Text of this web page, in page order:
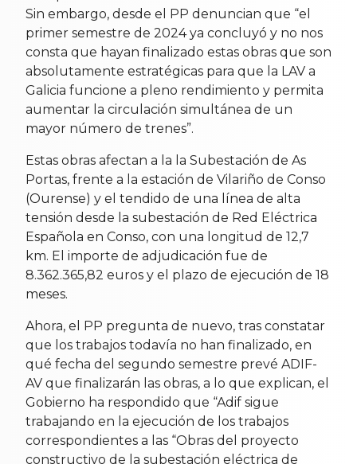
Sin embargo, desde el PP denuncian que “el
primer semestre de 2024 ya concluyó y no nos
consta que hayan finalizado estas obras que son
absolutamente estratégicas para que la LAV a
Galicia funcione a pleno rendimiento y permita
aumentar la circulación simultánea de un
mayor número de trenes”.
Estas obras afectan a la la Subestación de As
Portas, frente a la estación de Vilariño de Conso
(Ourense) y el tendido de una línea de alta
tensión desde la subestación de Red Eléctrica
Española en Conso, con una longitud de 12,7
km. El importe de adjudicación fue de
8.362.365,82 euros y el plazo de ejecución de 18
meses.
Ahora, el PP pregunta de nuevo, tras constatar
que los trabajos todavía no han finalizado, en
qué fecha del segundo semestre prevé ADIF-
AV que finalizarán las obras, a lo que explican, el
Gobierno ha respondido que “Adif sigue
trabajando en la ejecución de los trabajos
correspondientes a las “Obras del proyecto
constructivo de la subestación eléctrica de